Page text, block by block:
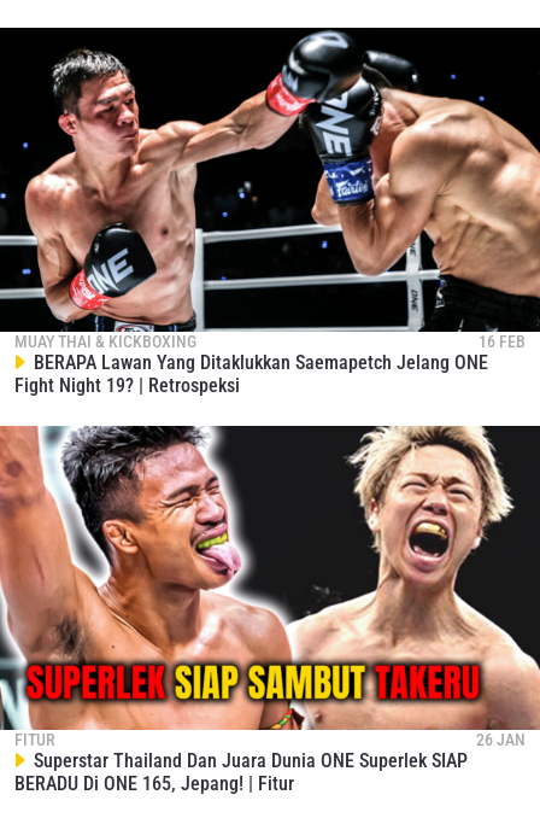
MUAY THAI & KICKBOXING 16 FEB
BERAPA Lawan Yang Ditaklukkan Saemapetch Jelang ONE
Fight Night 19? | Retrospeksi
FITUR 26 JAN
Superstar Thailand Dan Juara Dunia ONE Superlek SIAP
BERADU Di ONE 165, Jepang! | Fitur